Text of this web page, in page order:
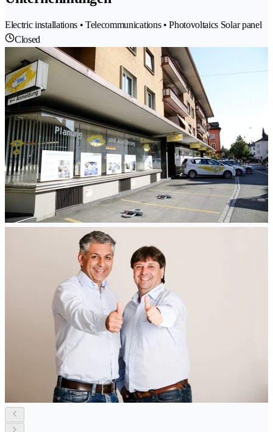
Electric installations • Telecommunications • Photovoltaics Solar panel
Closed